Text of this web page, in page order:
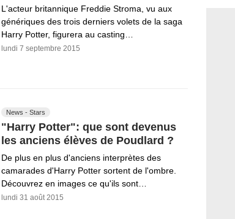
L'acteur britannique Freddie Stroma, vu aux
génériques des trois derniers volets de la saga
Harry Potter, figurera au casting…
lundi 7 septembre 2015
News - Stars
"Harry Potter": que sont devenus
les anciens élèves de Poudlard ?
De plus en plus d'anciens interprètes des
camarades d'Harry Potter sortent de l'ombre.
Découvrez en images ce qu'ils sont…
lundi 31 août 2015